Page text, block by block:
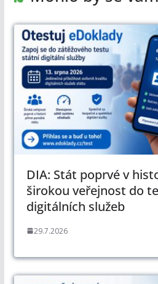
DIA: Stát poprvé v
širokou veřejnost do
digitálních služeb
29.7.2026